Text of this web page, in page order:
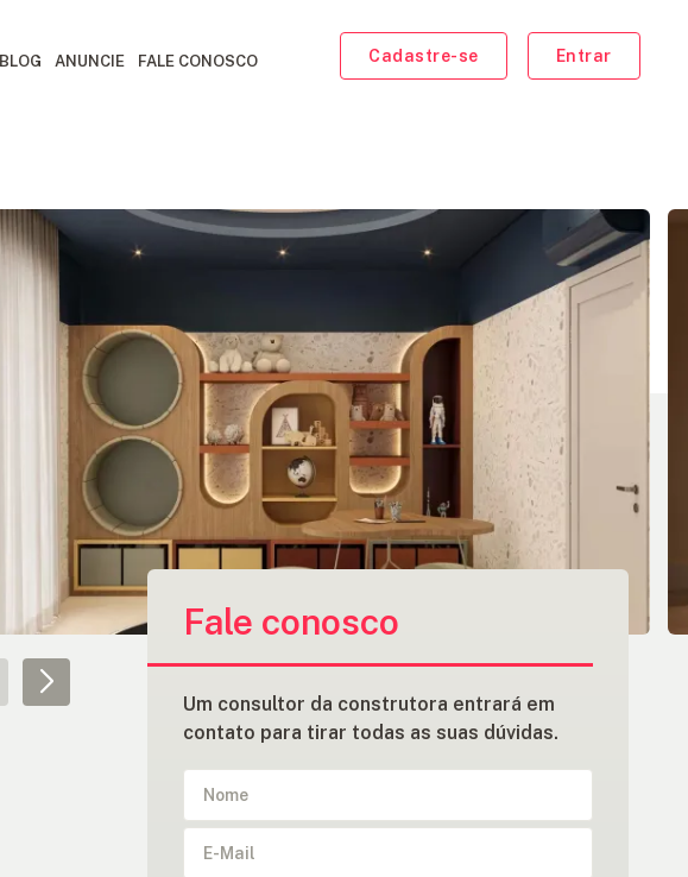
BLOG ANUNCIE FALE CONOSCO Cadastre-se Entrar
Fale conosco
Um consultor da construtora entrará em
contato para tirar todas as suas dúvidas.